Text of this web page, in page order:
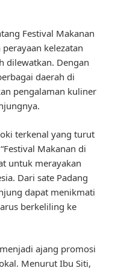
Festival Makanan
kelezatan
dilewatkan. Dengan
daerah di
pengalaman kuliner
terkenal yang turut
Makanan di
untuk merayakan
Dari sate Padang
dapat menikmati
berkeliling ke
ajang promosi
Menurut Ibu Siti,